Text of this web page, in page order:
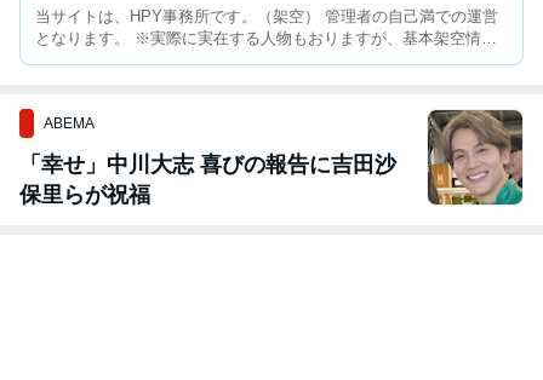
当サイトは、HPY事務所です。（架空） 管理者の自己満での運営
となります。 ※実際に実在する人物もおりますが、基本架空情報
になります。よろしくお願いします。
ABEMA
「幸せ」中川大志 喜びの報告に吉田沙
保里らが祝福